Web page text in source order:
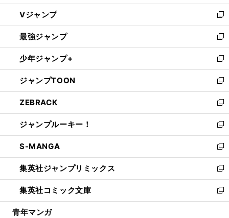
ウ
ィ
ン
ド
ウ
で
開
く
し
い
ウ
ィ
ン
ド
ウ
で
開
く
Vジャンプ
新
し
い
ウ
ィ
ン
ド
ウ
で
開
く
最強ジャンプ
新
し
い
ウ
ィ
ン
ド
ウ
で
開
く
少年ジャンプ+
新
し
い
ウ
ィ
ン
ド
ウ
で
開
く
ジャンプTOON
新
し
い
ウ
ィ
ン
ド
ウ
で
開
く
ZEBRACK
新
し
い
ウ
ィ
ン
ド
ウ
で
開
ジャンプルーキー！
新
し
い
ウ
ィ
ン
ド
ウ
S-MANGA
新
し
い
ウ
ィ
ン
集英社ジャンプリミックス
新
し
い
ウ
集英社コミック文庫
新
し
青年マンガ